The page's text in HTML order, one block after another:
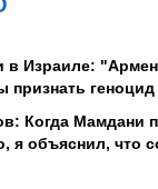
Израиле:
признать
Когда Мамдани
я объяснил, что